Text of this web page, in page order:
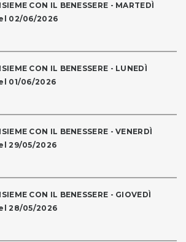
CON IL BENESSERE - MARTEDÌ
02/06/2026
CON IL BENESSERE - LUNEDÌ
01/06/2026
CON IL BENESSERE - VENERDÌ
29/05/2026
CON IL BENESSERE - GIOVEDÌ
28/05/2026